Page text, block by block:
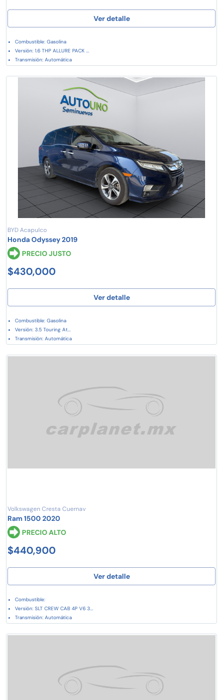
Ver detalle
Combustible: Gasolina
Versión: 1.6 THP ALLURE PACK ...
Transmisión: Automática
BYD Acapulco
Honda Odyssey 2019
PRECIO JUSTO
$430,000
Ver detalle
Combustible: Gasolina
Versión: 3.5 Touring At...
Transmisión: Automática
Volkswagen Cresta Cuernav
Ram 1500 2020
PRECIO ALTO
$440,900
Ver detalle
Combustible:
Versión: SLT CREW CAB 4P V6 3...
Transmisión: Automática